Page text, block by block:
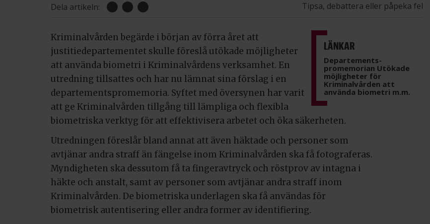
Dela artikeln: Tipsa, debattera eller påpeka fel
LÄNKAR
Departements-
promemorian Utökade
möjligheter för
Kriminalvården att
använda biometri m.m.
Kriminalvården begärde i början av förra året att
justitiedepartementet skulle föreslå utökade möjligheter
att använda biometri i Kriminalvårdens verksamhet. En
utredning tillsattes och har nu lämnat sina förslag i en
departementspromemoria. Syftet med översynen har varit
att ge Kriminalvården tillgång till lämpliga och flexibla
biometriska verktyg för att effektivisera arbetet och öka säkerheten.
Utredningen föreslår bland annat att även häktade och personer som
avtjänar andra straff än fängelse inom Kriminalvården ska få fotograferas.
Myndigheten ska dessutom få ta fingeravtryck och röstprov av intagna i
häkte och anstalt, samt av personer som avtjänar andra straff inom
Kriminalvården. De biometriska underlagen ska få användas för
biometrisk autentisering eller andra former av identifiering.